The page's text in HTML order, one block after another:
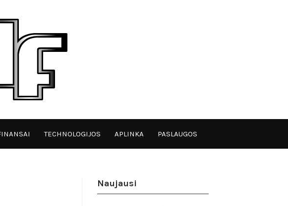
TECHNOLOGIJOS APLINKA PASLAUGOS
Naujausi